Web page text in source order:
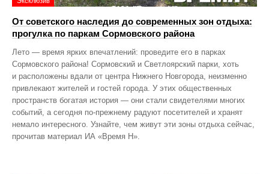
От советского наследия до современных зон отдыха:
прогулка по паркам Сормовского района
Лето — время ярких впечатлений: проведите его в парках
Сормовского района! Сормовский и Светлоярский парки, хоть
и расположены вдали от центра Нижнего Новгорода, неизменно
привлекают жителей и гостей города. У этих общественных
пространств богатая история — они стали свидетелями многих
событий, а сегодня по‑прежнему радуют посетителей и хранят
немало интересного. Узнайте, чем живут эти зоны отдыха сейчас,
прочитав материал ИА «Время Н».